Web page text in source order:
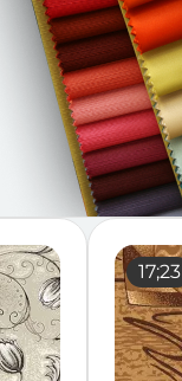
17;23